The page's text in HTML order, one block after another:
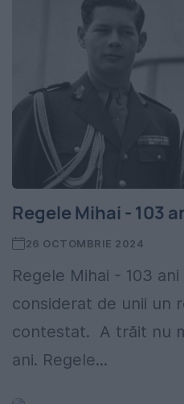
Regele Mihai - 103
26 OCTOMBRIE 2024
Regele Mihai - 103
considerat de unii un
contestat. A trăit nu
ani. Regele...